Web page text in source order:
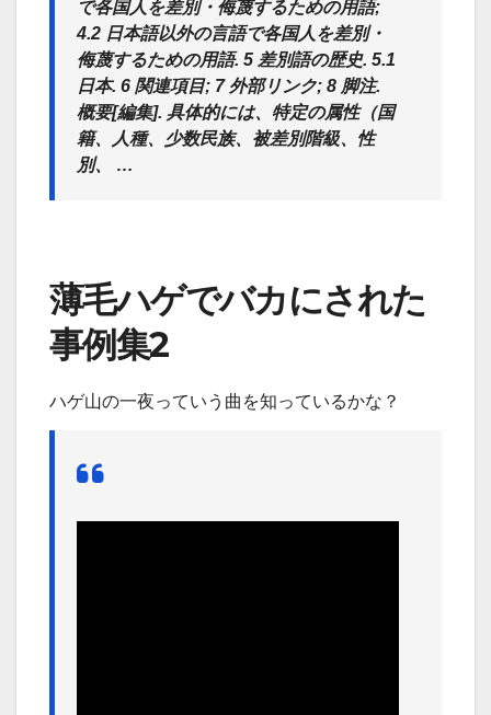
で各国人を差別・侮蔑するための用語;
4.2 日本語以外の言語で各国人を差別・
侮蔑するための用語. 5 差別語の歴史. 5.1
日本. 6 関連項目; 7 外部リンク; 8 脚注.
概要[編集]. 具体的には、特定の属性（国
籍、人種、少数民族、被差別階級、性
別、 …
薄毛ハゲでバカにされた
事例集2
ハゲ山の一夜っていう曲を知っているかな？